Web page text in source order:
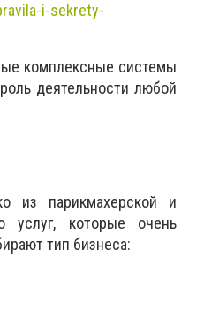
i-sekrety-
комплексные системы
деятельности любой
из парикмахерской и
услуг, которые очень
тип бизнеса: